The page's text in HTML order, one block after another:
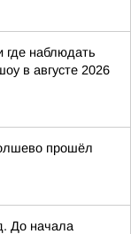
где наблюдать
в августе 2026
прошёл
До начала